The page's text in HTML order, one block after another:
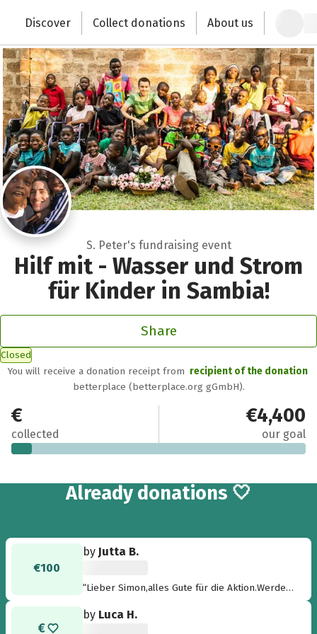
Change the world with your donation
Discover Collect donations About us
S. Peter's fundraising event
Hilf mit - Wasser und Strom
für Kinder in Sambia!
Share
Closed
You will receive a donation receipt from recipient of the donation
betterplace (betterplace.org gGmbH).
€300
collected
€4,400
our goal
Already 11
donations 🤍
€100
by Jutta B.
“Lieber Simon,alles Gute für die Aktion.Werden
by Luca H.